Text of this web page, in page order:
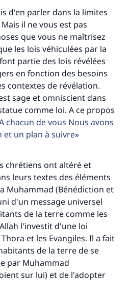
d'en parler dans la limites
il ne vous est pas
que vous ne maîtrisez
les lois véhiculées par la
partie des lois révélées
en fonction des besoins
contextes de révélation.
sage et omniscient dans
comme loi. A ce propos
chacun de vous Nous avons
et un plan à suivre
chrétiens ont altéré et
leurs textes des éléments
Muhammad (Bénédiction et
d'un message universel
de la terre comme les
l'investit d'une loi
et les Evangiles. Il a fait
de la terre de se
par Muhammad
sur lui) et de l'adopter